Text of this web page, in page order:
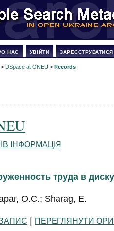
НАС УВІЙТИ ЗАРЕЄСТРУВАТИСЯ
> DSpace at ONEU > Records
ІНФОРМАЦІЯ
труда в
О.С.; Sharag, E.
| ПЕРЕГЛЯНУТИ